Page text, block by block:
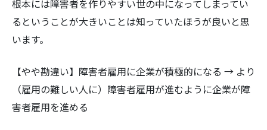
根本には障害者を作りやすい世の中になってしまってい
るということが大きいことは知っていたほうが良いと思
います。
【やや勘違い】障害者雇用に企業が積極的になる → より
（雇用の難しい人に）障害者雇用が進むように企業が障
害者雇用を進める